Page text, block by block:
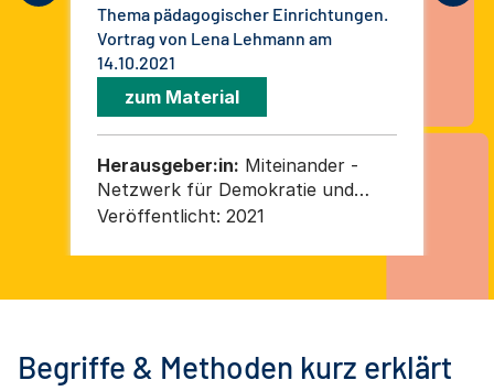
Thema pädagogischer Einrichtungen.
Vortrag von Lena Lehmann am
14.10.2021
zum Material
Herausgeber:in: Miteinander -
Netzwerk für Demokratie und
Weltoffenheit in Sachsen-Anhalt e.
Veröffentlicht: 2021
Begriffe & Methoden kurz erklärt